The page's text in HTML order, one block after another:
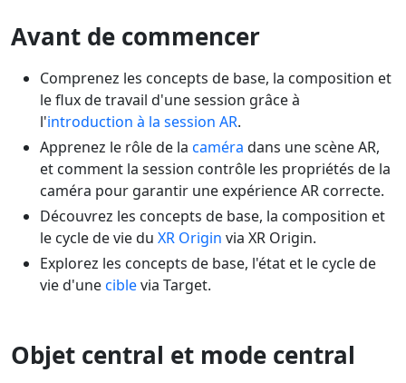
Avant de commencer
Comprenez les concepts de base, la composition et
le flux de travail d'une session grâce à
l'introduction à la session AR.
Apprenez le rôle de la caméra dans une scène AR,
et comment la session contrôle les propriétés de la
caméra pour garantir une expérience AR correcte.
Découvrez les concepts de base, la composition et
le cycle de vie du XR Origin via XR Origin.
Explorez les concepts de base, l'état et le cycle de
vie d'uneciblevia Target.
Objet central et mode central